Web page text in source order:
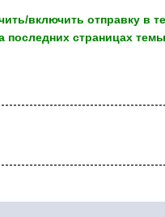
включить отправку в
последних страницах